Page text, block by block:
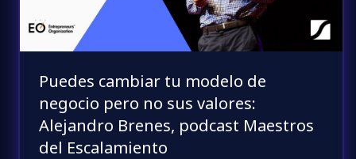
Puedes cambiar tu modelo de
negocio pero no sus valores:
Alejandro Brenes, podcast Maestros
del Escalamiento